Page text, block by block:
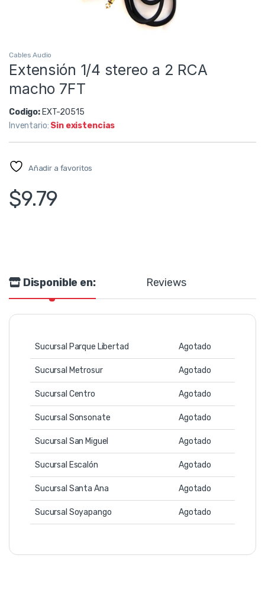
Cables Audio
Extensión 1/4 stereo a 2 RCA
macho 7FT
Codigo: EXT-20515
Inventario: Sin existencias
Añadir a favoritos
$9.79
Disponible en: Reviews
Sucursal Parque Libertad Agotado
Sucursal Metrosur Agotado
Sucursal Centro Agotado
Sucursal Sonsonate Agotado
Sucursal San Miguel Agotado
Sucursal Escalón Agotado
Sucursal Santa Ana Agotado
Sucursal Soyapango Agotado